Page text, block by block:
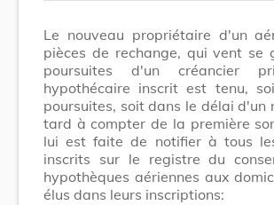
Le nouveau propriétaire d'un
pièces de rechange, qui vent se
poursuites d'un créancier
hypothécaire inscrit est tenu,
poursuites, soit dans le délai d'un
tard à compter de la première
lui est faite de notifier à tous
inscrits sur le registre du
hypothèques aériennes aux
élus dans leurs inscriptions: